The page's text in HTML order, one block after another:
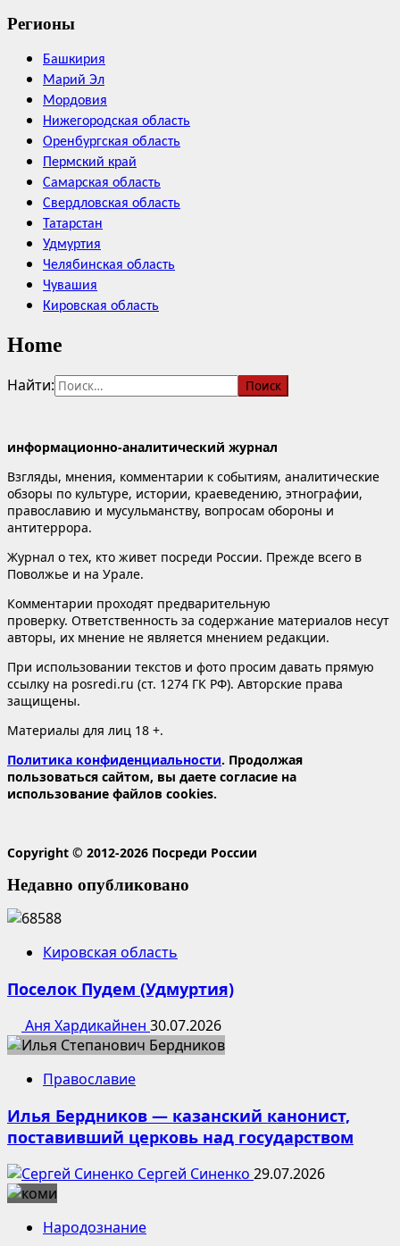
Регионы
Башкирия
Марий Эл
Мордовия
Нижегородская область
Оренбургская область
Пермский край
Самарская область
Свердловская область
Татарстан
Удмуртия
Челябинская область
Чувашия
Кировская область
Home
Найти:
информационно-аналитический журнал
Взгляды, мнения, комментарии к событиям, аналитические
обзоры по культуре, истории, краеведению, этнографии,
православию и мусульманству, вопросам обороны и
антитеррора.
Журнал о тех, кто живет посреди России. Прежде всего в
Поволжье и на Урале.
Комментарии проходят предварительную
проверку. Ответственность за содержание материалов несут
авторы, их мнение не является мнением редакции.
При использовании текстов и фото просим давать прямую
ссылку на posredi.ru (ст. 1274 ГК РФ). Авторские права
защищены.
Материалы для лиц 18 +.
Политика конфиденциальности. Продолжая
пользоваться сайтом, вы даете согласие на
использование файлов cookies.
Copyright © 2012-2026 Посреди России
Недавно опубликовано
Кировская область
Поселок Пудем (Удмуртия)
Аня Хардикайнен 30.07.2026
Православие
Илья Бердников — казанский канонист,
поставивший церковь над государством
Сергей Синенко 29.07.2026
Народознание